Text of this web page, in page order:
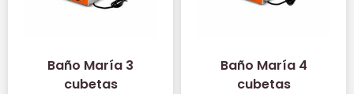
Baño María 3
cubetas
Baño María 4
cubetas